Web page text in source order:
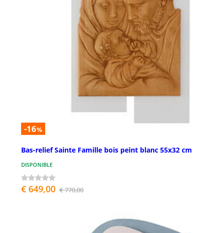
-16%
Bas-relief Sainte Famille bois peint blanc 55x32 cm
DISPONIBLE
€ 649,00 € 770,00